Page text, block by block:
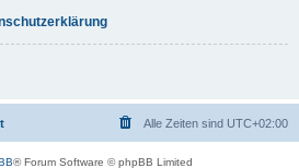
Alle Zeiten sind UTC+02:00
® Forum Software © phpBB Limited